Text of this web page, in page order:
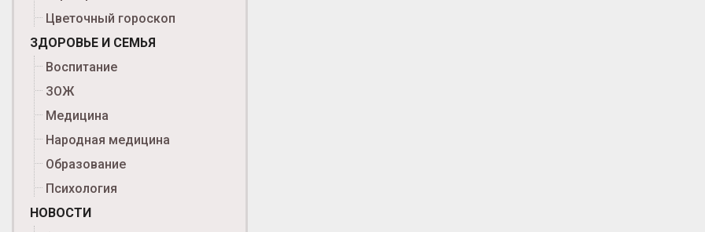
Цветочный гороскоп
ЗДОРОВЬЕ И СЕМЬЯ
Воспитание
ЗОЖ
Медицина
Народная медицина
Образование
Психология
НОВОСТИ